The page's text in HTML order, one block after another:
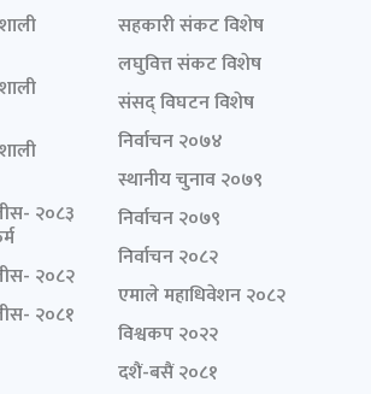
२०८३
२०८२
२०८१
सहकारी संकट विशेष
लघुवित्त संकट विशेष
संसद् विघटन विशेष
निर्वाचन २०७४
स्थानीय चुनाव २०७९
निर्वाचन २०७९
निर्वाचन २०८२
एमाले महाधिवेशन २०८२
विश्वकप २०२२
दशैं-बसैं २०८१